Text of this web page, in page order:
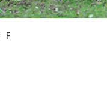
F